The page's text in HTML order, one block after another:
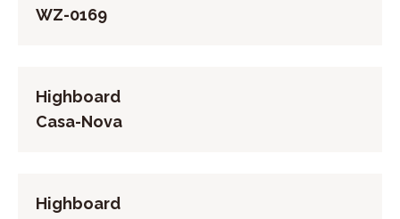
WZ-0169
Highboard
Casa-Nova
Highboard